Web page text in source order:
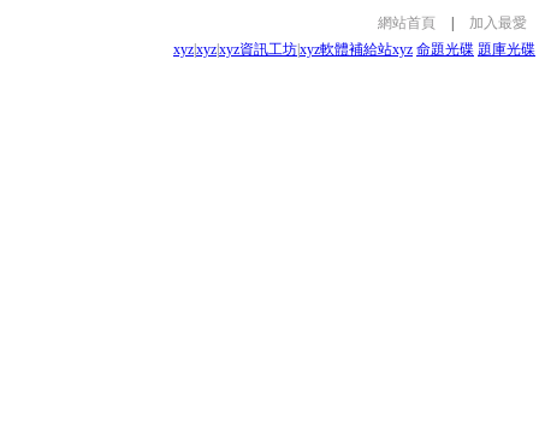
網站首頁
加入最愛
xyzxyzxyz資訊工坊xyz軟體補給站xyz 命題光碟 題庫光碟